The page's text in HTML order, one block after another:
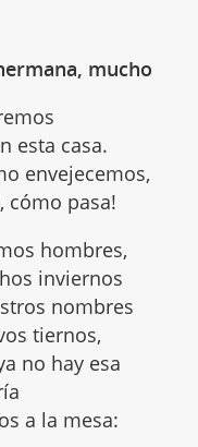
mucho
esta casa.
envejecemos,
cómo pasa!
hombres,
inviernos
nombres
tiernos,
no hay esa
a la mesa: